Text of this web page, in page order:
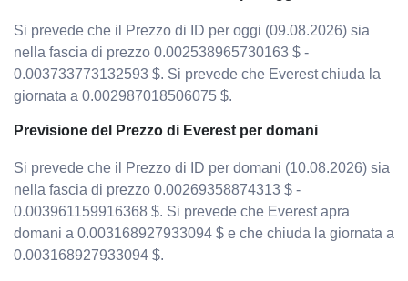
Si prevede che il Prezzo di ID per oggi (09.08.2026) sia
nella fascia di prezzo 0.002538965730163 $ -
0.003733773132593 $. Si prevede che Everest chiuda la
giornata a 0.002987018506075 $.
Previsione del Prezzo di Everest per domani
Si prevede che il Prezzo di ID per domani (10.08.2026) sia
nella fascia di prezzo 0.00269358874313 $ -
0.003961159916368 $. Si prevede che Everest apra
domani a 0.003168927933094 $ e che chiuda la giornata a
0.003168927933094 $.